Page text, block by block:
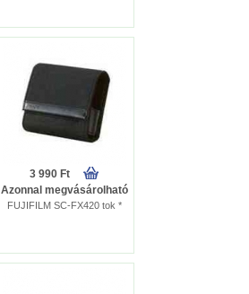
3 990 Ft
Azonnal megvásárolható
FUJIFILM SC-FX420 tok *